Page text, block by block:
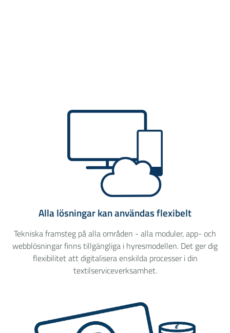
Alla lösningar kan användas flexibelt
Tekniska framsteg på alla områden - alla moduler, app- och
webblösningar finns tillgängliga i hyresmodellen. Det ger dig
flexibilitet att digitalisera enskilda processer i din
textilserviceverksamhet.